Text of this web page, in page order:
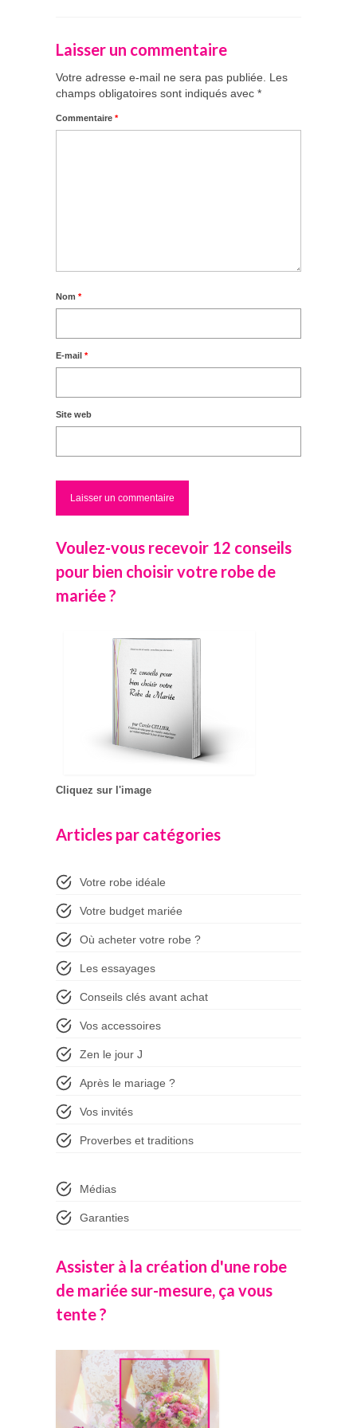
Laisser un commentaire
Votre adresse e-mail ne sera pas publiée.
Les
champs obligatoires sont indiqués avec *
Commentaire *
Nom *
E-mail *
Site web
Voulez-vous recevoir 12 conseils
pour bien choisir votre robe de
mariée ?
Cliquez sur l'image
Articles par catégories
Votre robe idéale
Votre budget mariée
Où acheter votre robe ?
Les essayages
Conseils clés avant achat
Vos accessoires
Zen le jour J
Après le mariage ?
Vos invités
Proverbes et traditions
Médias
Garanties
Assister à la création d'une robe
de mariée sur-mesure, ça vous
tente ?